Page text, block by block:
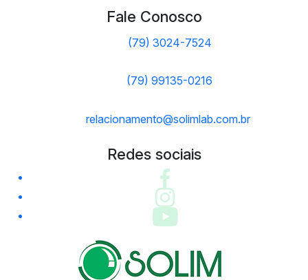
Fale Conosco
(79) 3024-7524
(79) 99135-0216
relacionamento@solimlab.com.br
Redes sociais